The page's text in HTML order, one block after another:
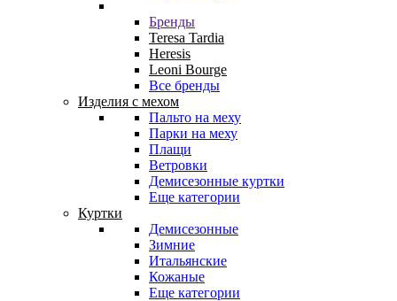
Бренды
Teresa Tardia
Heresis
Leoni Bourge
Все бренды
Изделия с мехом
Пальто на меху
Парки на меху
Плащи
Ветровки
Демисезонные куртки
Еще категории
Куртки
Демисезонные
Зимние
Итальянские
Кожаные
Еще категории